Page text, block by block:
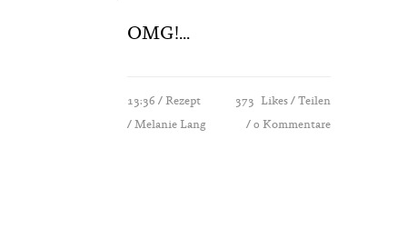
OMG!...
13:36 / Rezept
/ Melanie Lang
373 Likes
Teilen
0 Kommentare